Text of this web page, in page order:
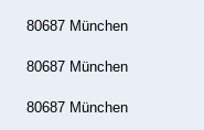
80687 München
80687 München
80687 München